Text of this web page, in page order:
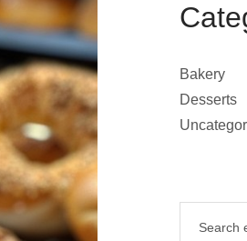
Bakery
Desserts